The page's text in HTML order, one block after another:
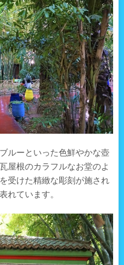
ルーといった色鮮やかな壺
屋根のカラフルなお堂のよ
受けた精緻な彫刻が施され
れています。